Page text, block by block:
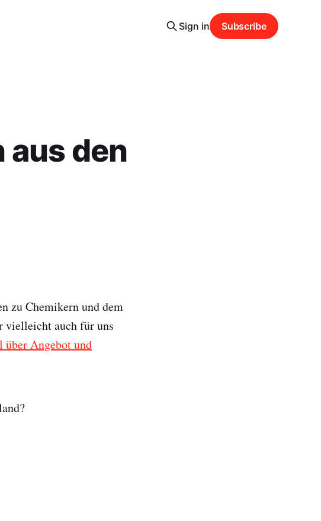
Sign in Subscribe
den
zu Chemikern und dem
vielleicht auch für uns
Angebot und